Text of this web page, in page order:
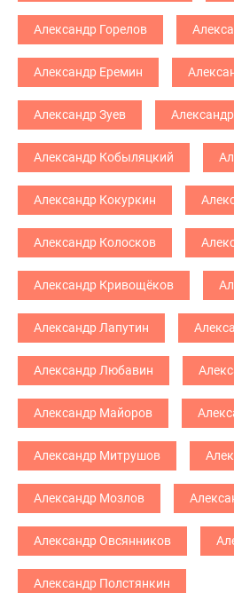
Александр Горелов
Александр Еремин
Александр Зуев
Александр Кобыляцкий
Александр Кокуркин
Александр Колосков
Александр Кривощёков
Александр Лапутин
Александр Любавин
Александр Майоров
Александр Митрушов
Александр Мозлов
Александр Овсянников
Александр Полстянкин